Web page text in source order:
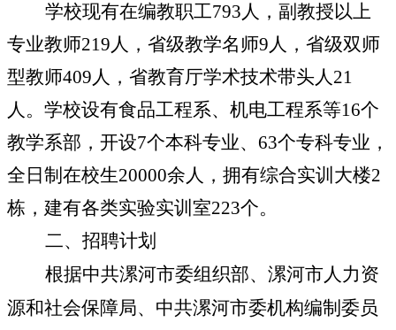
学校现有在编教职工793人，副教授以上
专业教师219人，省级教学名师9人，省级双师
型教师409人，省教育厅学术技术带头人21
人。学校设有食品工程系、机电工程系等16个
教学系部，开设7个本科专业、 63个专科专业，
全日制在校生20000余人，拥有综合实训大楼2
栋，建有各类实验实训室223个。
二、招聘计划
根据中共漯河市委组织部、漯河市人力资
源和社会保障局、中共漯河市委机构编制委员